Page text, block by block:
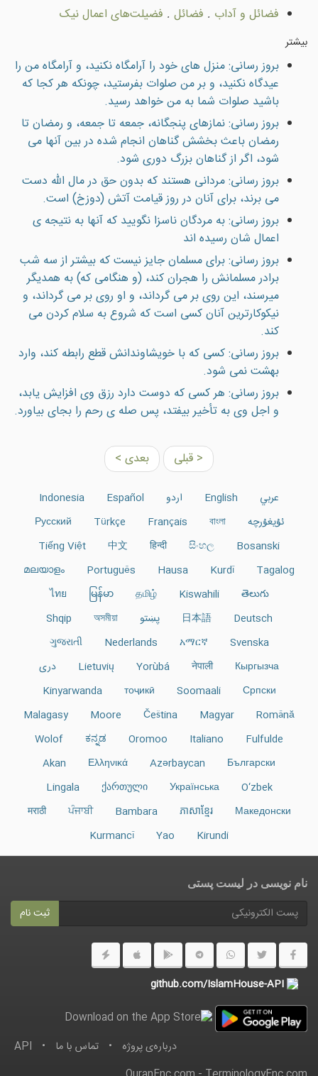
فضائل و آداب . فضائل . فضيلت‌هاى اعمال نیک
بیشتر
بروز رسانی: منزل هاى خود را آرامگاه نكنيد، و آرامگاه من را
عيدگاه نكنيد، و بر من صلوات بفرستيد، چونكه هر كجا كه
باشيد صلوات شما به من خواهد رسيد.
بروز رسانی: نمازهاى پنجگانه، جمعه تا جمعه، و رمضان تا
رمضان باعث بخشش گناهان انجام شده در بين آنها مى
شود، اگر از گناهان بزرگ دورى شود.
بروز رسانی: مردانى هستند كه بدون حق در مال الله دست
مى برند، براى آنان در روز قيامت آتش (دوزخ) است.
بروز رسانی: به مردگان ناسزا نگوييد که آنها به نتيجه ی
اعمال شان رسيده اند
بروز رسانی: براى مسلمان جایز نيست كه بيشتر از سه شب
برادر مسلمانش را هجران كند، (و هنگامى كه) به همديگر
ميرسند، اين روى بر مى گرداند، و او روى بر مى گرداند، و
نيكوكارترين آنان كسى است كه شروع به سلام كردن مى
كند.
بروز رسانی: کسی که با خويشاوندانش قطع رابطه کند، وارد
بهشت نمی شود.
بروز رسانی: هر كسى كه دوست دارد رزق وى افزايش يابد،
و اجل وى به تأخير بيفتد، پس صله ى رحم را بجاى بياورد.
< قبلی بعدی >
عربي English اردو Español
Indonesia
ئۇيغۇرچە
বাংলা
Français
Türkçe
Русский
Bosanski
සිංහල
हिन्दी
中文
Tiếng Việt
Tagalog
Kurdî
Hausa
Português
മലയാളം
తెలుగు
Kiswahili
தமிழ்
မြန်မာ
ไทย
Deutsch
日本語 پښتو অসমীয়া
Shqip
Svenska
አማርኛ
Nederlands
ગુજરાતી
Кыргызча
नेपाली
Yorùbá
Lietuvių
دری
Српски
Soomaali
тоҷикӣ
Kinyarwanda
Română
Magyar
Čeština
Moore
Malagasy
Fulfulde
Italiano
Oromoo
ಕನ್ನಡ
Wolof
Български
Azərbaycan
Ελληνικά
Akan
O‘zbek
Українська
ქართული
Lingala
Македонски
ភាសាខ្មែរ
Bambara
ਪੰਜਾਬੀ
मराठी
Kirundi
Yao
Kurmancî
نام نویسی در ليست پستى
ثبت نام
github.com/IslamHouse-API
درباره‌ى پروژه • تماس با ما •
API